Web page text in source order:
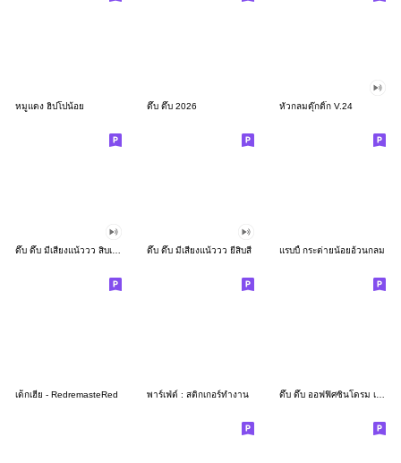
หมูแดง ฮิปโปน้อย ดึ๊บ ดึ๊บ 2026 หัวกลมดุ๊กดิ๊ก V.24
ดึ๊บ ดึ๊บ มีเสียงแน้ววว ยี่สิบสี่ แรบบี้ กระต่ายน้อยอ้วนกลม
เด็กเฮีย - RedremasteRed พาร์เฟ่ต์ : สติกเกอร์ทำงาน ดึ๊บ ดึ๊บ ออฟฟิศซินโดรม เจ็ด